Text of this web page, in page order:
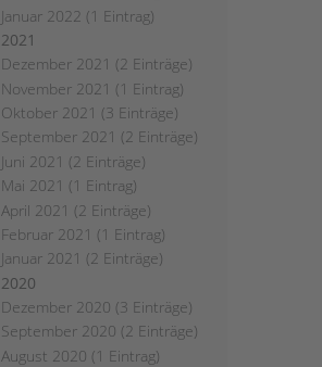
Januar 2022 (1 Eintrag)
2021
Dezember 2021 (2 Einträge)
November 2021 (1 Eintrag)
Oktober 2021 (3 Einträge)
September 2021 (2 Einträge)
Juni 2021 (2 Einträge)
Mai 2021 (1 Eintrag)
April 2021 (2 Einträge)
Februar 2021 (1 Eintrag)
Januar 2021 (2 Einträge)
2020
Dezember 2020 (3 Einträge)
September 2020 (2 Einträge)
August 2020 (1 Eintrag)